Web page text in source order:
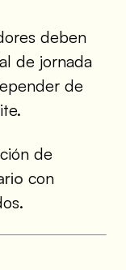
deben
de jornada
de
de
con